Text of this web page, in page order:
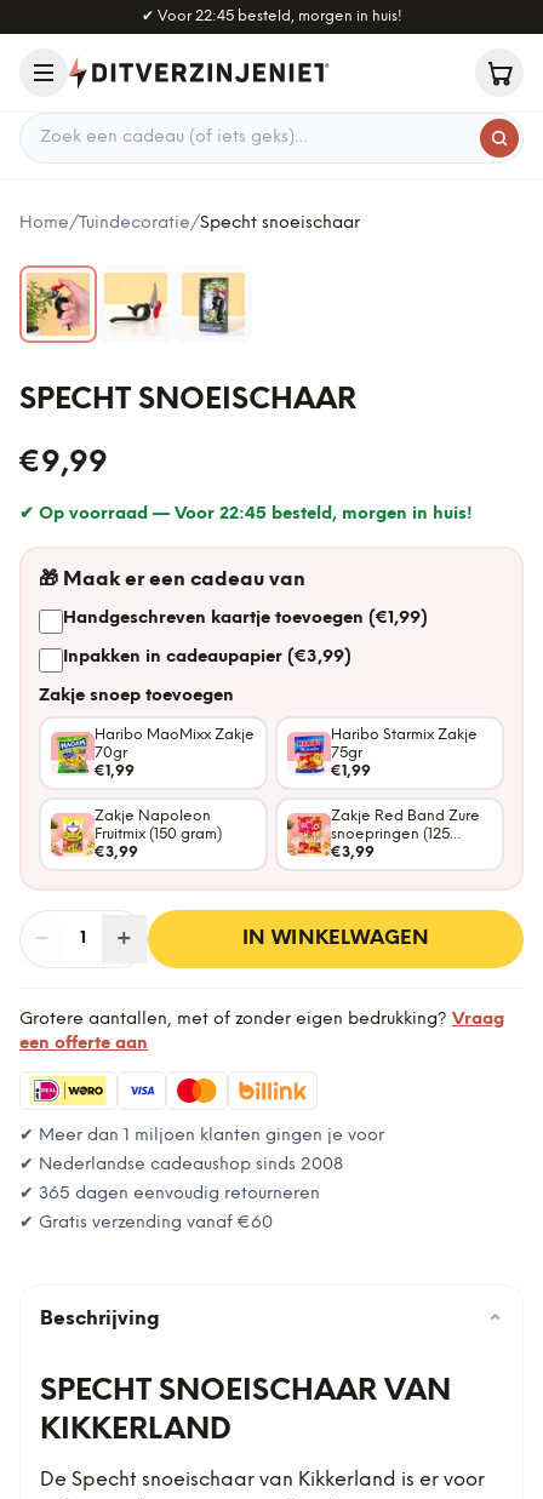
Naar hoofdinhoud
✔ Voor 22:45 besteld, morgen in huis!
Zoek een cadeau
Home/ Tuindecoratie/Specht snoeischaar
SPECHT SNOEISCHAAR
€9,99
✔ Op voorraad — Voor 22:45 besteld, morgen in huis!
🎁 Maak er een cadeau van
Handgeschreven kaartje toevoegen (€1,99)
Inpakken in cadeaupapier (€3,99)
Zakje snoep toevoegen
Haribo MaoMixx Zakje
70gr
€1,99
Haribo Starmix Zakje
75gr
€1,99
Zakje Napoleon
Fruitmix (150 gram)
€3,99
Zakje Red Band Zure
snoepringen (125
gram)
€3,99
− Aantal
1 + IN WINKELWAGEN
Grotere aantallen, met of zonder eigen bedrukking? Vraag
een offerte aan
✔ Meer dan 1 miljoen klanten gingen je voor
✔ Nederlandse cadeaushop sinds 2008
✔ 365 dagen eenvoudig retourneren
✔ Gratis verzending vanaf €60
Beschrijving ⌄
SPECHT SNOEISCHAAR VAN
KIKKERLAND
De Specht snoeischaar van Kikkerland is er voor